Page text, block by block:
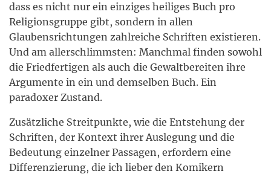
dass es nicht nur ein einziges heiliges Buch pro
Religionsgruppe gibt, sondern in allen
Glaubensrichtungen zahlreiche Schriften existieren.
Und am allerschlimmsten: Manchmal finden sowohl
die Friedfertigen als auch die Gewaltbereiten ihre
Argumente in ein und demselben Buch. Ein
paradoxer Zustand.
Zusätzliche Streitpunkte, wie die Entstehung der
Schriften, der Kontext ihrer Auslegung und die
Bedeutung einzelner Passagen, erfordern eine
Differenzierung, die ich lieber den Komikern